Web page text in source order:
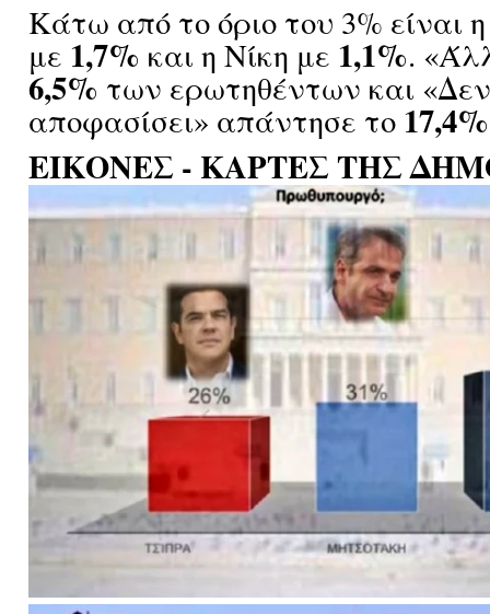
Κάτω από το όριο του 3% είναι
με 1,7% και η Νίκη με 1,1%.
6,5% των ερωτηθέντων και
αποφασίσει» απάντησε το
ΕΙΚΟΝΕΣ - ΚΑΡΤΕΣ ΤΗΣ